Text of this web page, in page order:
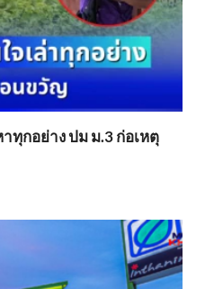
ทุกอย่าง ปม ม.3 ก่อเหตุ